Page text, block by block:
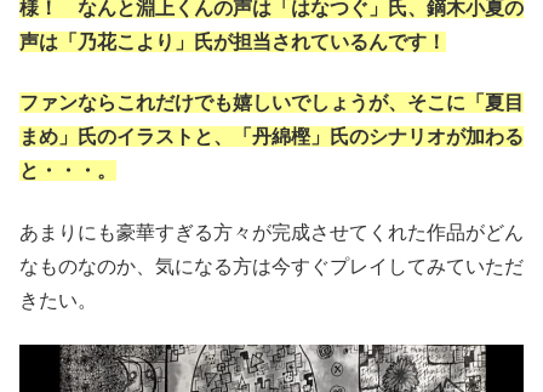
様！ なんと淵上くんの声は「はなつぐ」氏、鏑木小夏の
声は「乃花こより」氏が担当されているんです！
ファンならこれだけでも嬉しいでしょうが、そこに「夏目
まめ」氏のイラストと、「丹綿樫」氏のシナリオが加わる
と・・・。
あまりにも豪華すぎる方々が完成させてくれた作品がどん
なものなのか、気になる方は今すぐプレイしてみていただ
きたい。